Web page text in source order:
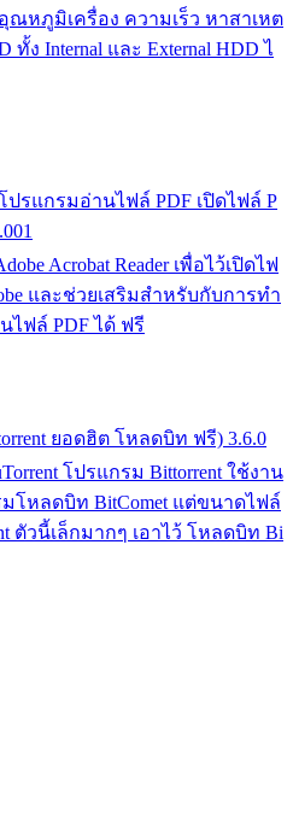
ณหภูมิเครื่อง ความเร็ว หาสาเหต
ง Internal และ External HDD ไ
โปรแกรมอ่านไฟล์ PDF เปิดไฟล์ P
Acrobat Reader เพื่อไว้เปิดไฟ
และช่วยเสริมสำหรับกับการทำ
ไฟล์ PDF ได้ ฟรี
ยอดฮิต โหลดบิท ฟรี) 3.6.0
โปรแกรม Bittorrent ใช้งาน
โหลดบิท BitComet แต่ขนาดไฟล์
ตัวนี้เล็กมากๆ เอาไว้ โหลดบิท Bi